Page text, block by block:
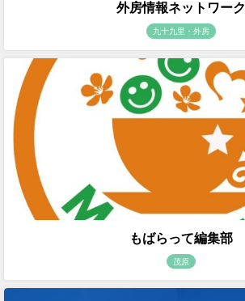
外房情報ネットワーク
九十九里・外房
もばらって編集部
茂原